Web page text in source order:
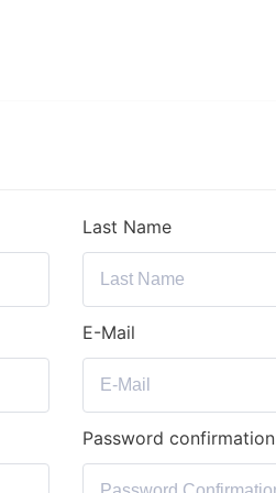
Last Name
E-Mail
Password confirmation